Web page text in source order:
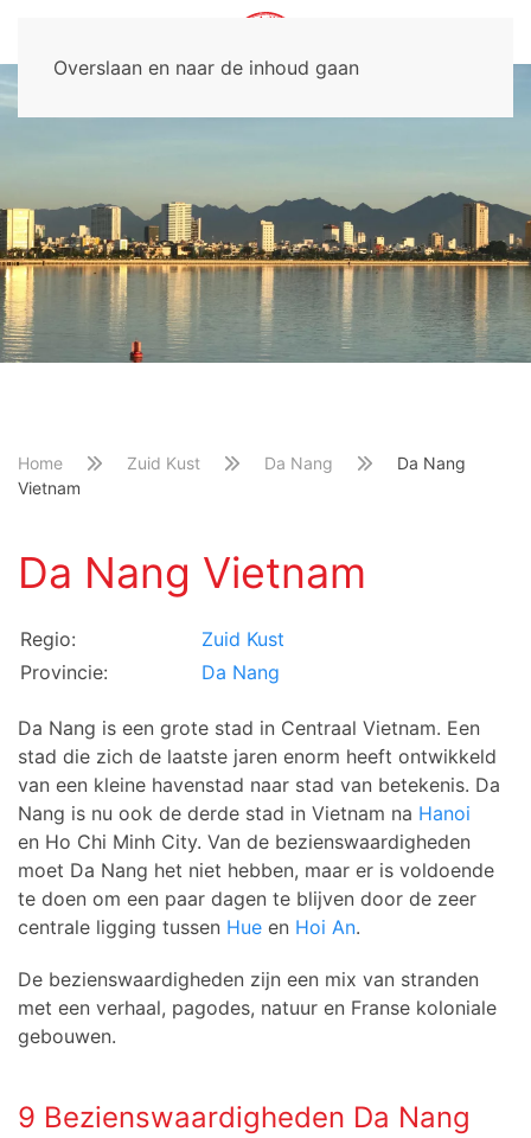
Overslaan en naar de inhoud gaan
Home Zuid Kust Da Nang
Da Nang
Vietnam
Da Nang Vietnam
Regio:
Zuid Kust
Provincie:
Da Nang
Da Nang is een grote stad in Centraal Vietnam. Een
stad die zich de laatste jaren enorm heeft ontwikkeld
van een kleine havenstad naar stad van betekenis. Da
Nang is nu ook de derde stad in Vietnam na Hanoi
en Ho Chi Minh City. Van de bezienswaardigheden
moet Da Nang het niet hebben, maar er is voldoende
te doen om een paar dagen te blijven door de zeer
centrale ligging tussen Hue en Hoi An.
De bezienswaardigheden zijn een mix van stranden
met een verhaal, pagodes, natuur en Franse koloniale
gebouwen.
9 Bezienswaardigheden Da Nang